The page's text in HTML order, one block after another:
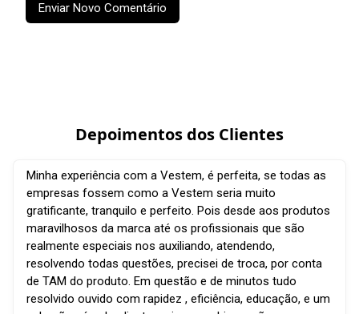
Enviar Novo Comentário
Depoimentos dos Clientes
Minha experiência com a Vestem, é perfeita, se todas as
empresas fossem como a Vestem seria muito
gratificante, tranquilo e perfeito. Pois desde aos produtos
maravilhosos da marca até os profissionais que são
realmente especiais nos auxiliando, atendendo,
resolvendo todas questões, precisei de troca, por conta
de TAM do produto. Em questão e de minutos tudo
resolvido ouvido com rapidez , eficiência, educação, e um